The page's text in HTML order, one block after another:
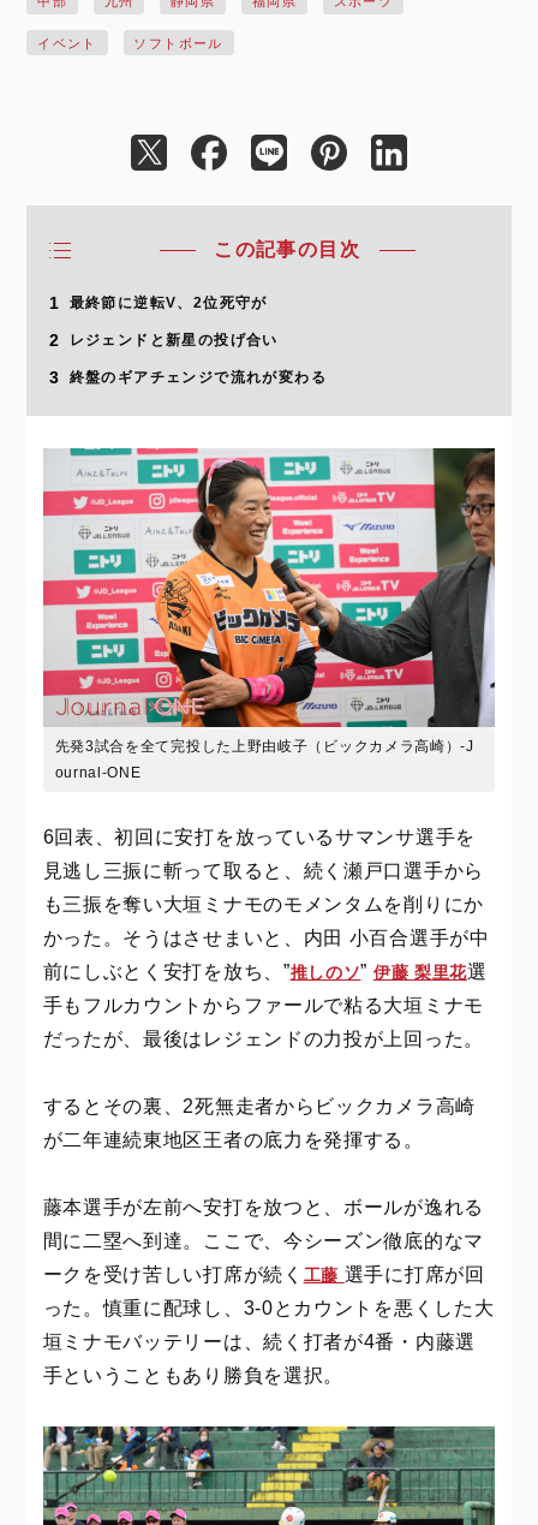
イベント ソフトボール
この記事の目次
1 最終節に逆転V、2位死守が
2 レジェンドと新星の投げ合い
3 終盤のギアチェンジで流れが変わる
先発3試合を全て完投した上野由岐子（ビックカメラ高崎）-J
ournal-ONE
6回表、初回に安打を放っているサマンサ選手を
見逃し三振に斬って取ると、続く瀬戸口選手から
も三振を奪い大垣ミナモのモメンタムを削りにか
かった。そうはさせまいと、 内田 小百合選手が中
前にしぶとく安打を放ち、”推しのソ” 伊藤 梨里花選
手もフルカウントからファールで粘る大垣ミナモ
だったが、最後はレジェンドの力投が上回った。
するとその裏、2死無走者からビックカメラ高崎
が二年連続東地区王者の底力を発揮する。
藤本選手が左前へ安打を放つと、ボールが逸れる
間に二塁へ到達。ここで、今シーズン徹底的なマ
ークを受け苦しい打席が続く 工藤 選手に打席が回
った。慎重に配球し、3-0とカウントを悪くした大
垣ミナモバッテリーは、続く打者が4番・内藤選
手ということもあり勝負を選択。